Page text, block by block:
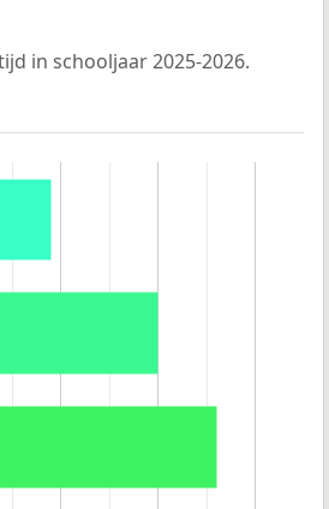
in schooljaar 2025-2026.